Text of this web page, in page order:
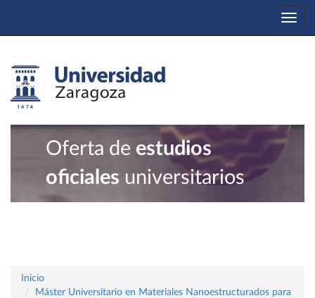
Oferta de estudios
oficiales universitarios
Inicio
Máster Universitario en Materiales Nanoestructurados para